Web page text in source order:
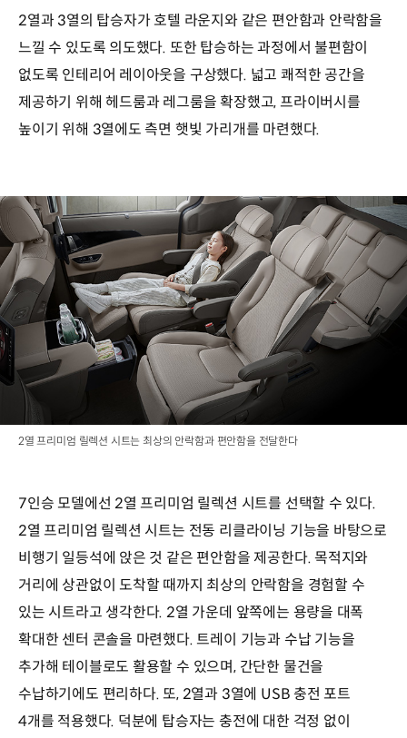
2열과 3열의 탑승자가 호텔 라운지와 같은 편안함과 안락함을
느낄 수 있도록 의도했다. 또한 탑승하는 과정에서 불편함이
없도록 인테리어 레이아웃을 구상했다. 넓고 쾌적한 공간을
제공하기 위해 헤드룸과 레그룸을 확장했고, 프라이버시를
높이기 위해 3열에도 측면 햇빛 가리개를 마련했다.
2열 프리미엄 릴렉션 시트는 최상의 안락함과 편안함을 전달한다
7인승 모델에선 2열 프리미엄 릴렉션 시트를 선택할 수 있다.
2열 프리미엄 릴렉션 시트는 전동 리클라이닝 기능을 바탕으로
비행기 일등석에 앉은 것 같은 편안함을 제공한다. 목적지와
거리에 상관없이 도착할 때까지 최상의 안락함을 경험할 수
있는 시트라고 생각한다. 2열 가운데 앞쪽에는 용량을 대폭
확대한 센터 콘솔을 마련했다. 트레이 기능과 수납 기능을
추가해 테이블로도 활용할 수 있으며, 간단한 물건을
수납하기에도 편리하다. 또, 2열과 3열에 USB 충전 포트
4개를 적용했다. 덕분에 탑승자는 충전에 대한 걱정 없이